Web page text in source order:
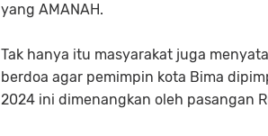
yang AMANAH.
Tak hanya itu masyarakat juga
berdoa agar pemimpin kota Bima
2024 ini dimenangkan oleh pasangan